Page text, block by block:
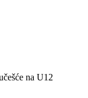
na U12